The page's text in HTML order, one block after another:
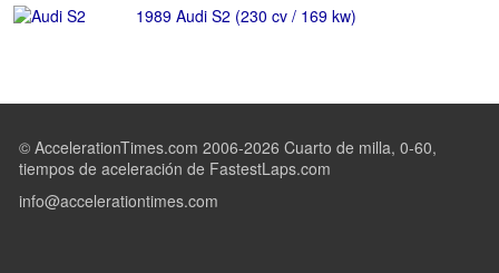
1989 Audi S2 (230 cv / 169 kw)
© AccelerationTimes.com 2006-2026 Cuarto de milla, 0-60,
tiempos de aceleración de FastestLaps.com
info@accelerationtimes.com